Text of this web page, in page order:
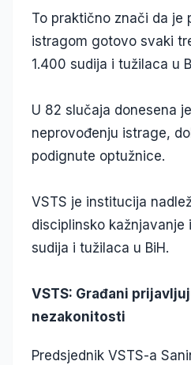
To praktično znači da je
istragom gotovo svaki
1.400 sudija i tužilaca u
U 82 slučaja donesena
neprovođenju istrage,
podignute optužnice.
VSTS je institucija
disciplinsko kažnjavanje
sudija i tužilaca u BiH.
VSTS: Građani
nezakonitosti
Predsjednik VSTS-a